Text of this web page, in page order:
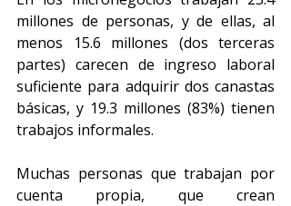
millones de personas, y de ellas, al
menos 15.6 millones (dos terceras
partes) carecen de ingreso laboral
suficiente para adquirir dos canastas
básicas, y 19.3 millones (83%) tienen
trabajos informales.
Muchas personas que trabajan por
cuenta propia, que crean